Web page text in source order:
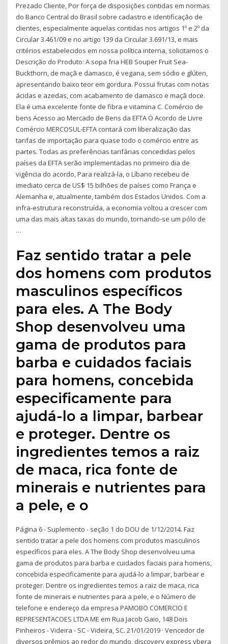
Prezado Cliente, Por força de disposições contidas em normas
do Banco Central do Brasil sobre cadastro e identificação de
clientes, especialmente aquelas contidas nos artigos 1º e 2º da
Circular 3.461/09 e no artigo 139 da Circular 3.691/13, e mais
critérios estabelecidos em nossa política interna, solicitamos o
Descrição do Produto: A sopa fria HEB Souper Fruit Sea-
Buckthorn, de maçã e damasco, é vegana, sem sódio e glúten,
apresentando baixo teor em gordura. Possui frutas com notas
ácidas e azedas, com acabamento de damasco e maçã doce.
Ela é uma excelente fonte de fibra e vitamina C. Comércio de
bens Acesso ao Mercado de Bens da EFTA O Acordo de Livre
Comércio MERCOSUL-EFTA contará com liberalização das
tarifas de importação para quase todo o comércio entre as
partes. Todas as preferências tarifárias concedidas pelos
países da EFTA serão implementadas no primeiro dia de
vigência do acordo, Para realizá-la, o Líbano recebeu de
imediato cerca de US$ 15 bilhões de países como França e
Alemanha e, atualmente, também dos Estados Unidos. Com a
infra-estrutura reconstruída, a economia voltou a crescer com
uma das mais altas taxas do mundo, tornando-se um pólo de
…
Faz sentido tratar a pele
dos homens com produtos
masculinos específicos
para eles. A The Body
Shop desenvolveu uma
gama de produtos para
barba e cuidados faciais
para homens, concebida
especificamente para
ajudá-lo a limpar, barbear
e proteger. Dentre os
ingredientes temos a raiz
de maca, rica fonte de
minerais e nutrientes para
a pele, e o
Página 6 - Suplemento - seção 1 do DOU de 1/12/2014. Faz
sentido tratar a pele dos homens com produtos masculinos
específicos para eles. A The Body Shop desenvolveu uma
gama de produtos para barba e cuidados faciais para homens,
concebida especificamente para ajudá-lo a limpar, barbear e
proteger. Dentre os ingredientes temos a raiz de maca, rica
fonte de minerais e nutrientes para a pele, e o Número de
telefone e endereço da empresa PAMOBO COMERCIO E
REPRESENTACOES LTDA ME em Rua Jacob Gaio, 148 Dois
Pinheiros - Videira - SC - Videira, SC. 21/01/2019 · Vencedor de
diversos prêmios ao redor do mundo, discovery express ybera